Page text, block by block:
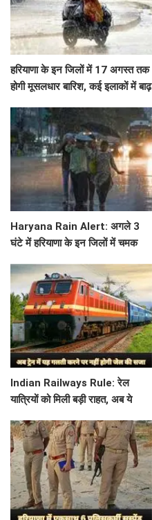
हरियाणा के इन जिलों में 17 अगस्त तक
होगी मूसलधार बारिश, कई इलाकों में बाढ़
Haryana Rain Alert: अगले 3
घंटे में हरियाणा के इन जिलों में चमक
अलर्ट
Indian Railways Rule: रेल
यात्रियों को मिली बड़ी राहत, अब ये